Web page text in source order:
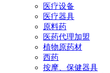
医疗设备
医疗器具
原料药
医药代理加盟
植物原药材
西药
按摩、保健器具